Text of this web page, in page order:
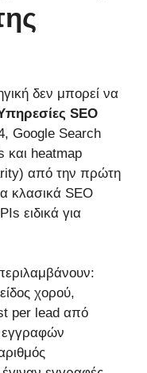
δεν μπορεί να
SEO
Google Search
και heatmap
από την πρώτη
κλασικά SEO
ειδικά για
χορού,
per lead από
εγγραφών